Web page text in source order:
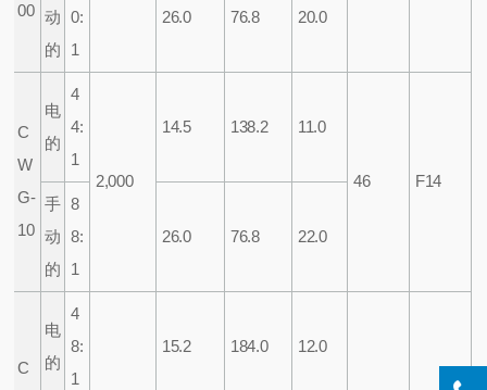
00 动
的
0:
1
26.0 76.8 20.0
C
W
G-
10
电
的
4
4:
1
2,000
14.5 138.2 11.0
46
F14
手
动
的
8
8:
1
26.0 76.8 22.0
C
电
的
4
8:
1
15.2 184.0 12.0